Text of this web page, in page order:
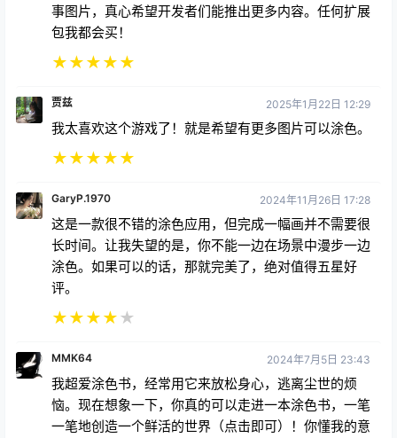
事图片，真心希望开发者们能推出更多内容。任何扩展
包我都会买！
★★★★★
贾兹 2025年1月22日 12:29
我太喜欢这个游戏了！就是希望有更多图片可以涂色。
★★★★★
GaryP.1970 2024年11月26日 17:28
这是一款很不错的涂色应用，但完成一幅画并不需要很
长时间。让我失望的是，你不能一边在场景中漫步一边
涂色。如果可以的话，那就完美了，绝对值得五星好
评。
★★★★★
MMK64 2024年7月5日 23:43
我超爱涂色书，经常用它来放松身心，逃离尘世的烦
恼。现在想象一下，你真的可以走进一本涂色书，一笔
一笔地创造一个鲜活的世界（点击即可）！你懂我的意